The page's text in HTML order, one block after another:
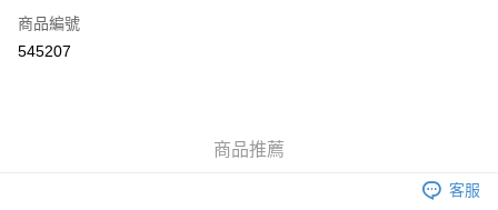
Apple Pay
商品編號
545207
商品推薦
客服